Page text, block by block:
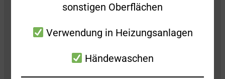
Freiwillige Feuerwehr Süßen
Stiegelwiesenstraße 2
sonstigen Oberflächen
Verwendung in Heizungsanlagen
Händewaschen